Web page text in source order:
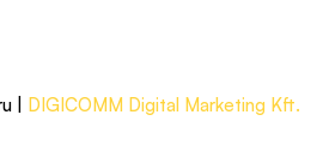
| DIGICOMM Digital Marketing Kft.